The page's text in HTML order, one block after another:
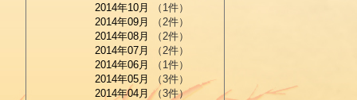
2014年10月
（1件）
2014年09月
（2件）
2014年08月
（2件）
2014年07月
（2件）
2014年06月
（1件）
2014年05月
（3件）
2014年04月 （3件）